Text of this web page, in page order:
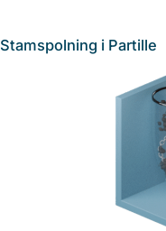
Stamspolning i Partille